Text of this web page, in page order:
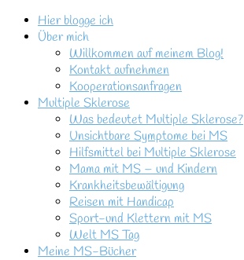
Hier blogge ich
Über mich
Willkommen auf meinem Blog!
Kontakt aufnehmen
Kooperationsanfragen
Multiple Sklerose
Was bedeutet Multiple Sklerose?
Unsichtbare Symptome bei MS
Hilfsmittel bei Multiple Sklerose
Mama mit MS – und Kindern
Krankheitsbewältigung
Reisen mit Handicap
Sport-und Klettern mit MS
Welt MS Tag
Meine MS-Bücher